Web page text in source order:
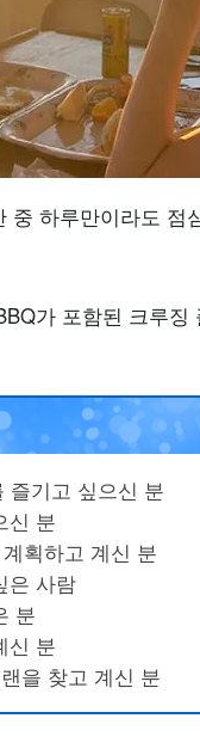
중 하루만이라도
가 포함된 크루
즐기고 싶으신 분
신 분
획하고 계신 분
은 사람
분
신 분
을 찾고 계신 분